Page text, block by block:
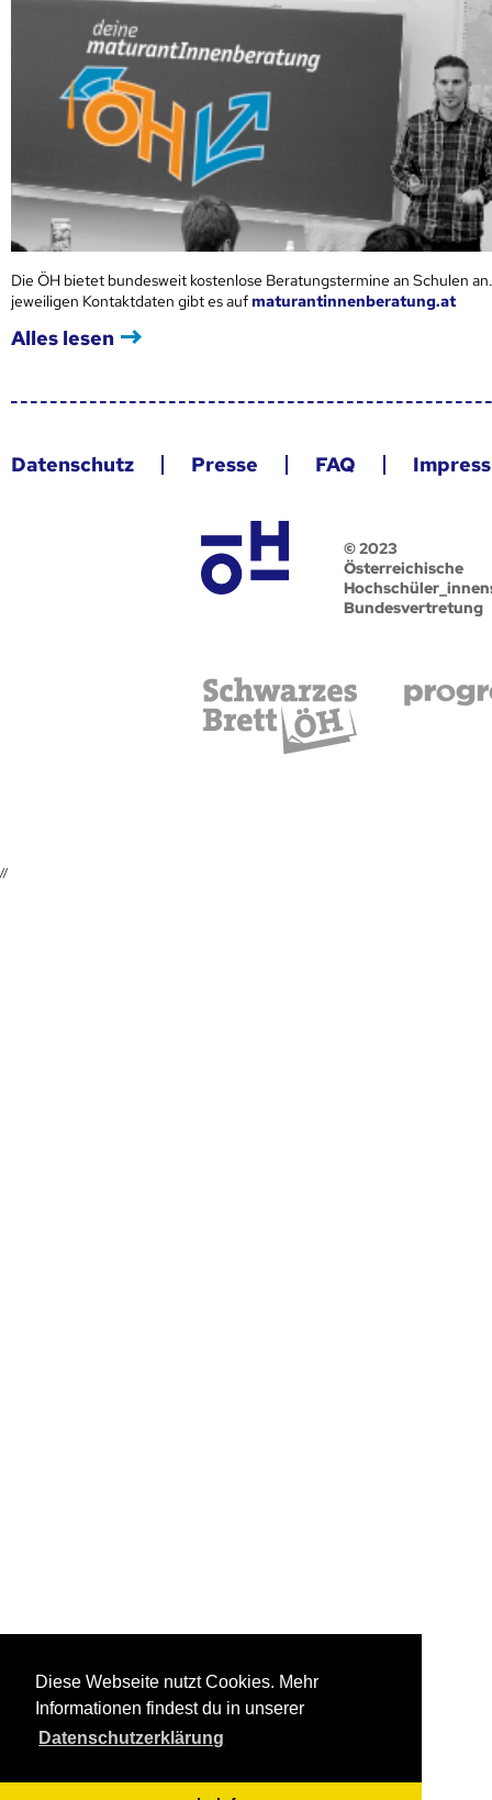
Diese Webseite nutzt Cookies. Mehr
Informationen findest du in unserer
Datenschutzerklärung
Die ÖH bietet bundesweit kostenlose Beratungstermine an Schulen
jeweiligen Kontaktdaten gibt es aufmaturantinnenberatung.at
Alles lesen
Datenschutz Presse FAQ
© 2023
Österreichische
Bundesvertretung
//